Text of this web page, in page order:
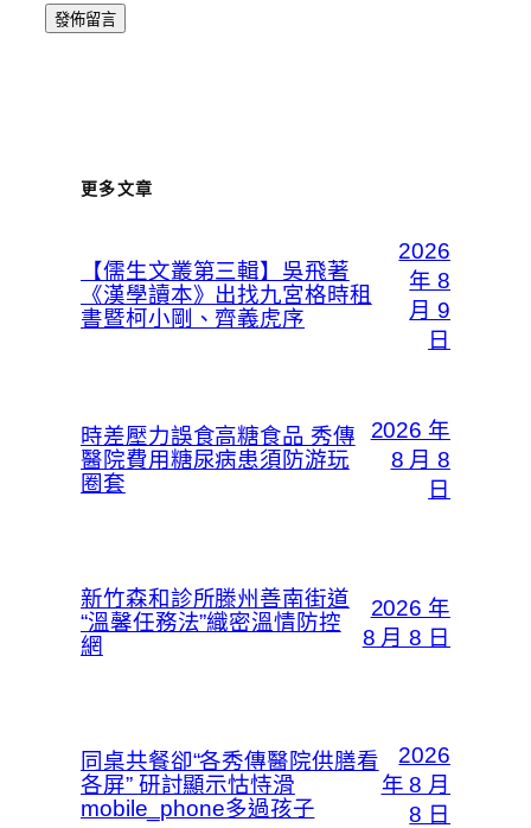
更多文章
【儒生文叢第三輯】吳飛著
《漢學讀本》出找九宮格時租
書暨柯小剛、齊義虎序
2026
年 8
月 9
日
時差壓力誤食高糖食品 秀傳
醫院費用糖尿病患須防游玩
圈套
2026 年
8 月 8
日
新竹森和診所滕州善南街道
“溫馨任務法”織密溫情防控
網
2026 年
8 月 8 日
同桌共餐卻“各秀傳醫院供膳看
各屏” 研討顯示怙恃滑
mobile_phone多過孩子
2026
年 8 月
8 日